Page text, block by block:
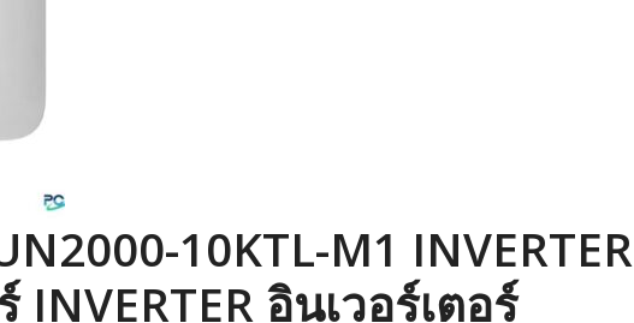
10KTL-M1 INVERTER
INVERTER อินเวอร์เตอร์